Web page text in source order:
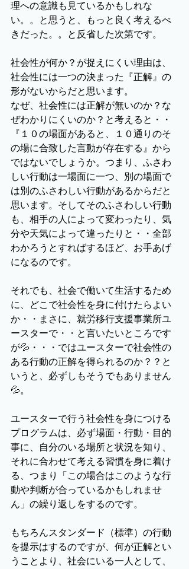
理への意識も見ているかもしれな
い。。と思うと、もっと良く考えるべ
きだった。。と反省した次第です。
社会性が何か？が捉えにくい理由は、
社会性には一つの決まった『正解』の
形がないからだと思います。
なぜ、社会性には正解が無いのか？な
ぜわかりにくいのか？と考えると・・
『１０の場面があると、１０通りのそ
の場に合致した言動が存在する』から
ではないでしょうか。つまり、ふさわ
しい行動は一場面に一つ、別の場面で
は別のふさわしい行動があるからだと
思います。そしてそのふさわしい行動
も、相手の人によって変わったり、気
分や天気によって違ったりと・・全部
わかろうとすればするほど、お手あげ
になるのです。
それでも、社会で働いて生活するため
に、どこで社会性を身に付けたらよい
か・・まさに、就労移行支援事業所ユ
ースターで・・と言いたいところです
が💦・・・ではユースターで社会性の
ある行動の正解を得られるのか？？と
いうと、必ずしもそうでもありません
💦。
ユースターで行う社会性を身につける
プログラムは、必ず場面・行動・目的
事に、自分のいる場所と状況を知り、
それに合わせて考える習慣を身に着け
る、つまり「この場合はこのような行
動や判断が合っているかもしれませ
ん」の繰り返しをするのです。
もちろんスタンダード（標準）の行動
を提示はするのですが、何が正解とい
うことより、社会にいる一人として、